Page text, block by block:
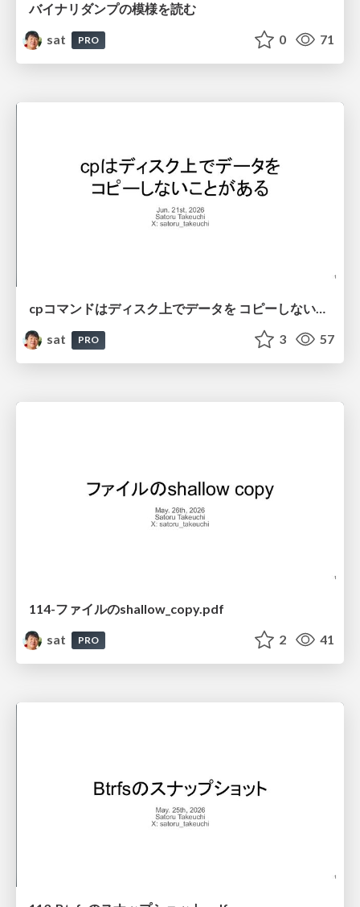
バイナリダンプの模様を読む
sat
PRO 0 71
cpコマンドはディスク上でデータを コピーしないことがある
sat
PRO 3 57
114-ファイルのshallow_copy.pdf
sat
PRO 2 41